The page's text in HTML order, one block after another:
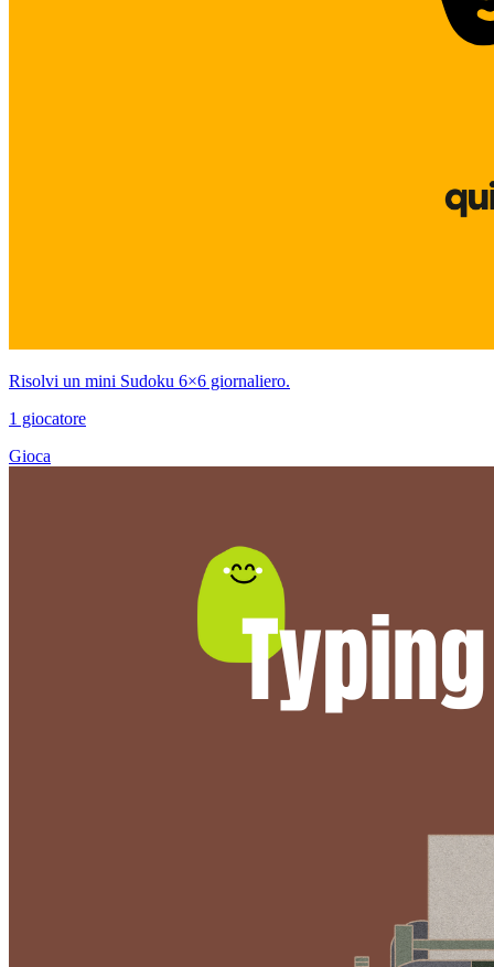
Risolvi un mini Sudoku 6×6 giornaliero.
1 giocatore
Gioca